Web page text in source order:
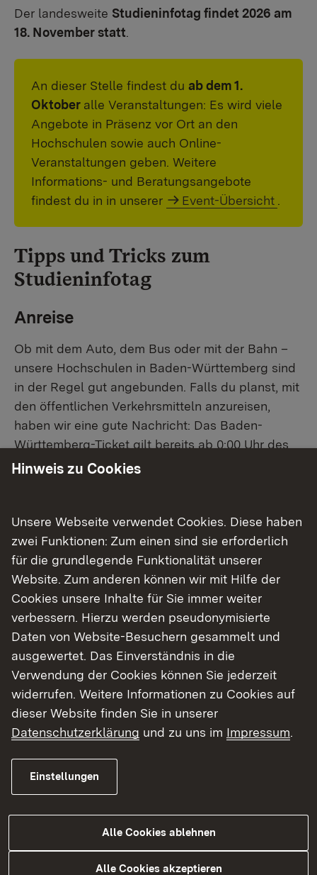
Der landesweite Studieninfotag findet 2026 am
18. November statt
An dieser Stelle findest du ab dem 1.
Oktober alle Veranstaltungen: Es wird viele
Angebote in Präsenz vor Ort an den
Hochschulen sowie auch Online-
Veranstaltungen geben. Weitere
Informations- und Beratungsangebote
findest du in in unserer
Event-Übersicht
Tipps und Tricks zum
Studieninfotag
Anreise
Ob mit dem Auto, dem Bus oder mit der Bahn –
unsere Hochschulen in Baden-Württemberg sind
in der Regel gut angebunden. Falls du planst, mit
den öffentlichen Verkehrsmitteln anzureisen,
haben wir eine gute Nachricht: Das Baden-
Württemberg-Ticket gilt bereits ab 0:00 Uhr des
aktuellen Tages, du kannst also schon frühzeitig
Mit dem Baden-Württemberg-Ticket zum
Studieninfotag
Tipp:Sprich dich mit deinen Mitschülerinnen und
Mitschülern ab. Vielleicht interessieren sich davon
auch ein paar für dieselbe Hochschule wie du
und ihr könnt Fahrgemeinschaften bilden oder
gemeinsam mit den Öffis anreisen. So macht's
gleich noch viel mehr Spaß!
Inhaltliche Vorbereitung
Damit du den Studieninfotag bestmöglich für dich
Hinweis zu Cookies
Unsere Webseite verwendet Cookies. Diese haben
zwei Funktionen: Zum einen sind sie erforderlich
für die grundlegende Funktionalität unserer
Website. Zum anderen können wir mit Hilfe der
Cookies unsere Inhalte für Sie immer weiter
verbessern. Hierzu werden pseudonymisierte
Daten von Website-Besuchern gesammelt und
ausgewertet. Das Einverständnis in die
Verwendung der Cookies können Sie jederzeit
widerrufen. Weitere Informationen zu Cookies auf
dieser Website finden Sie in unserer
Datenschutzerklärung und zu uns im Impressum.
Einstellungen
Alle Cookies ablehnen
Alle Cookies akzeptieren